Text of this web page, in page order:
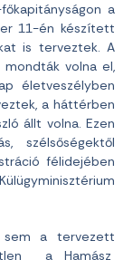
a
11-én készített
is terveztek. A
mondták volna el,
életveszélyben
a háttérben
állt volna. Ezen
szélsőségektől
félidejében
sem a tervezett
a Hamász